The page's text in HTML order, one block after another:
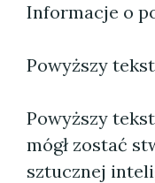
Informacje o
Powyższy
Powyższy
mógł zostać
sztucznej